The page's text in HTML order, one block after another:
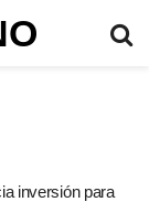
inversión para